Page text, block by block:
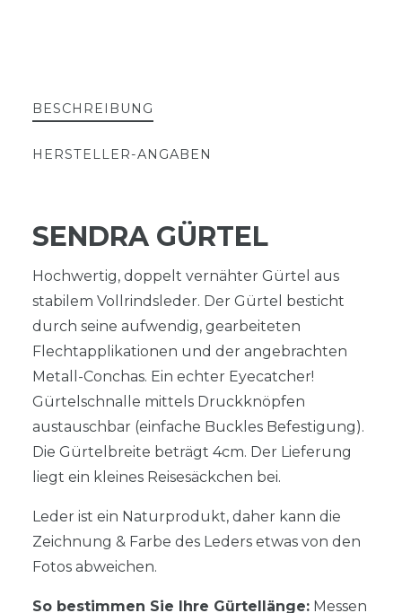
BESCHREIBUNG
HERSTELLER-ANGABEN
SENDRA GÜRTEL
Hochwertig, doppelt vernähter Gürtel aus
stabilem Vollrindsleder. Der Gürtel besticht
durch seine aufwendig, gearbeiteten
Flechtapplikationen und der angebrachten
Metall-Conchas. Ein echter Eyecatcher!
Gürtelschnalle mittels Druckknöpfen
austauschbar (einfache Buckles Befestigung).
Die Gürtelbreite beträgt 4cm. Der Lieferung
liegt ein kleines Reisesäckchen bei.
Leder ist ein Naturprodukt, daher kann die
Zeichnung & Farbe des Leders etwas von den
Fotos abweichen.
So bestimmen Sie Ihre Gürtellänge: Messen